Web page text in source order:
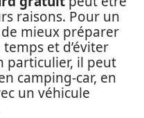
raisons. Pour un
mieux préparer
et d’éviter
particulier, il peut
camping-car, en
un véhicule